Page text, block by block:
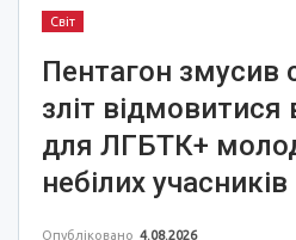
Світ
Пентагон змусив
зліт відмовитися
для ЛГБТК+
небілих учасників
Опубліковано 4.08.2026